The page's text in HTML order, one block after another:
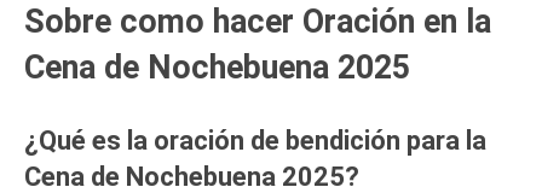
Sobre como hacer Oración en la
Cena de Nochebuena 2025
¿Qué es la oración de bendición para la
Cena de Nochebuena 2025?